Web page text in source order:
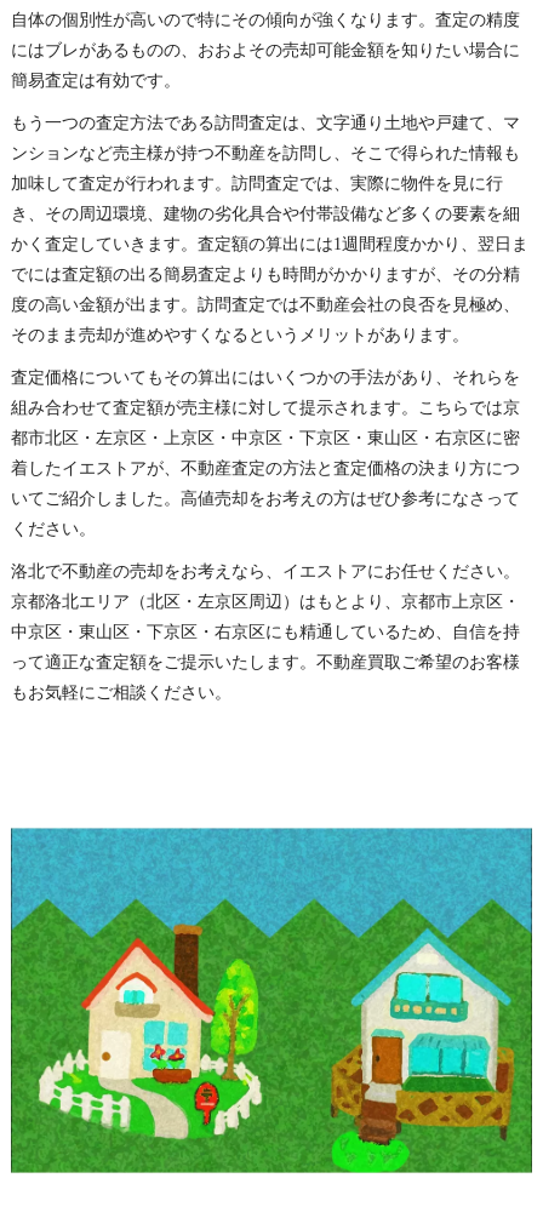
自体の個別性が高いので特にその傾向が強くなります。査定の精度
にはブレがあるものの、おおよその売却可能金額を知りたい場合に
簡易査定は有効です。
もう一つの査定方法である訪問査定は、文字通り土地や戸建て、マ
ンションなど売主様が持つ不動産を訪問し、そこで得られた情報も
加味して査定が行われます。 訪問査定では、実際に物件を見に行
き、その周辺環境、建物の劣化具合や付帯設備など多くの要素を細
かく査定していきます。査定額の算出には1週間程度かかり、翌日ま
でには査定額の出る簡易査定よりも時間がかかりますが、その分精
度の高い金額が出ます。訪問査定では不動産会社の良否を見極め、
そのまま売却が進めやすくなるというメリットがあります。
査定価格についてもその算出にはいくつかの手法があり、それらを
組み合わせて査定額が売主様に対して提示されます。こちらでは京
都市北区・左京区・上京区・中京区・下京区・東山区・右京区に密
着したイエストアが、不動産査定の方法と査定価格の決まり方につ
いてご紹介しました。高値売却をお考えの方はぜひ参考になさって
ください。
洛北で不動産の売却をお考えなら、イエストアにお任せください。
京都洛北エリア（北区・左京区周辺）はもとより、京都市上京区・
中京区・東山区・下京区・右京区にも精通しているため、自信を持
って適正な査定額をご提示いたします。不動産買取ご希望のお客様
もお気軽にご相談ください。